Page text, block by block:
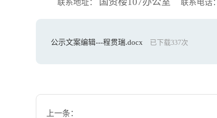
联系地址： 联系电话：
公示文案编辑---程贯瑞.docx 已下载337次
上一条：